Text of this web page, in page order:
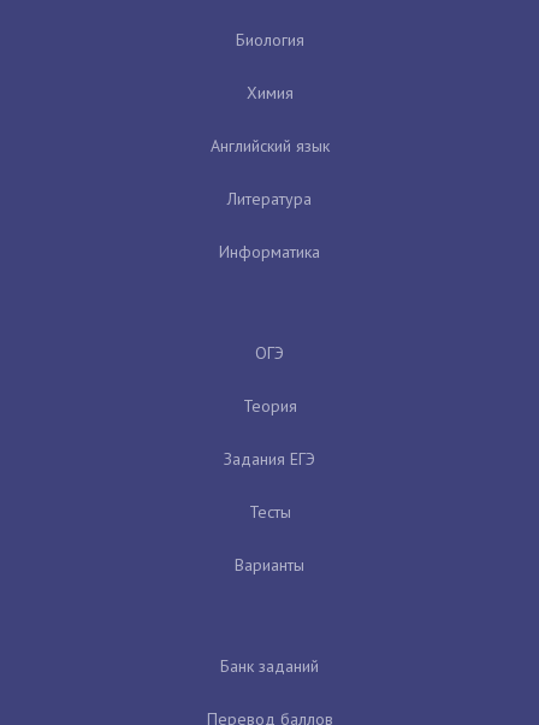
Биология
Химия
Английский язык
Литература
Информатика
ОГЭ
Теория
Задания ЕГЭ
Тесты
Варианты
Банк заданий
Перевод баллов